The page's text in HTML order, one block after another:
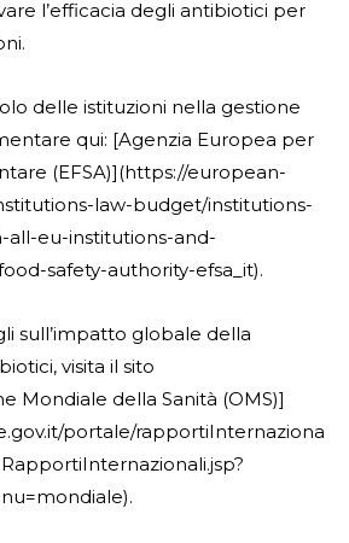
l’efficacia degli antibiotici per
delle istituzioni nella gestione
qui: [Agenzia Europea per
(EFSA)](https://european-
law-budget/institutions-
all-eu-institutions-and-
safety-authority-efsa_it).
sull’impatto globale della
visita il sito
Mondiale della Sanità (OMS)]
portale/rapportiInternaziona